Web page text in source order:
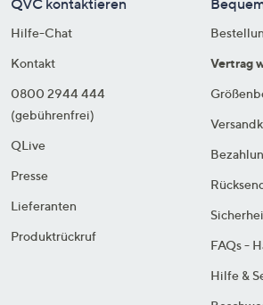
Hilfe-Chat
Kontakt
0800 2944 444
(gebührenfrei)
QLive
Presse
Lieferanten
Produktrückruf
Vertrag
FAQs -
Hilfe &